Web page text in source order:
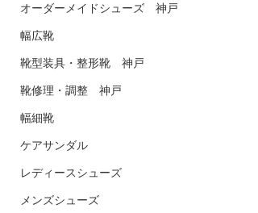
オーダーメイドシューズ 神戸
幅広靴
靴型装具・整形靴 神戸
靴修理・調整 神戸
幅細靴
ケアサンダル
レディースシューズ
メンズシューズ